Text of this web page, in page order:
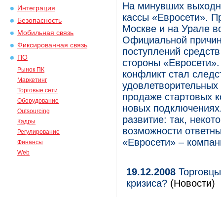
Интеграция
Безопасность
Мобильная связь
Фиксированная связь
ПО
Рынок ПК
Маркетинг
Торговые сети
Оборудование
Outsourcing
Кадры
Регулирование
Финансы
Web
На минувших
кассы «Евросети».
Москве и на Урале
Официальной
поступлений
стороны
конфликт стал
продаже стартовых
новых
развитие: так,
возможности
«Евросети» –
19.12.2008
кризиса? (Новости)